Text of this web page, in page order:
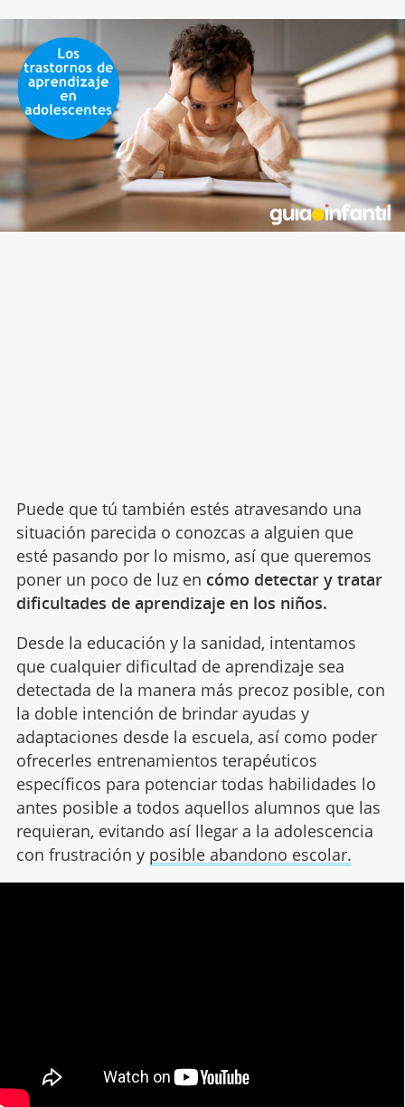
Puede que tú también estés atravesando una
situación parecida o conozcas a alguien que
esté pasando por lo mismo, así que queremos
poner un poco de luz en cómo detectar y tratar
dificultades de aprendizaje en los niños.
Desde la educación y la sanidad, intentamos
que cualquier dificultad de aprendizaje sea
detectada de la manera más precoz posible, con
la doble intención de brindar ayudas y
adaptaciones desde la escuela, así como poder
ofrecerles entrenamientos terapéuticos
específicos para potenciar todas habilidades lo
antes posible a todos aquellos alumnos que las
requieran, evitando así llegar a la adolescencia
con frustración y posible abandono escolar.